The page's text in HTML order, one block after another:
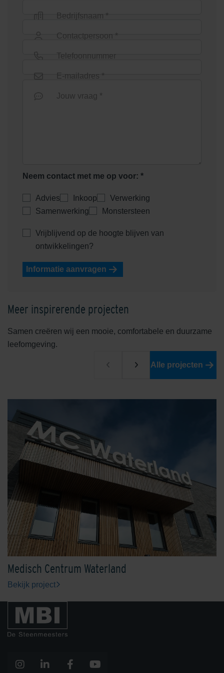
Bedrijfsnaam *
Contactpersoon *
Telefoonnummer
E-mailadres *
Jouw vraag *
Neem contact met me op voor: *
Advies Inkoop
Verwerking
Samenwerking
Monstersteen
Vrijblijvend op de hoogte blijven van
ontwikkelingen?
Informatie aanvragen
Meer inspirerende projecten
Samen creëren wij een mooie, comfortabele en duurzame
leefomgeving.
Alle projecten
Medisch Centrum Waterland
Bekijk project